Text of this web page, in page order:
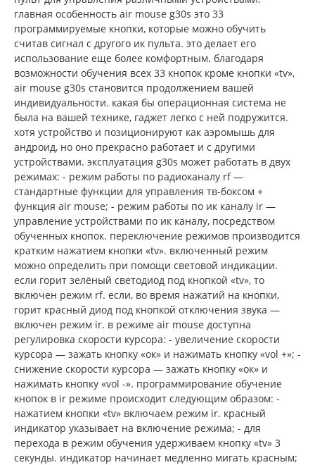
главная особенность air mouse g30s это 33
программируемые кнопки, которые можно обучить
считав сигнал с другого ик пульта. это делает его
использование еще более комфортным. благодаря
возможности обучения всех 33 кнопок кроме кнопки «tv»,
air mouse g30s становится продолжением вашей
индивидуальности. какая бы операционная система не
была на вашей технике, гаджет легко с ней подружится.
хотя устройство и позиционируют как аэромышь для
андроид, но оно прекрасно работает и с другими
устройствами. эксплуатация g30s может работать в двух
режимах: - режим работы по радиоканалу rf —
стандартные функции для управления тв-боксом +
функция air mouse; - режим работы по ик каналу ir —
управление устройствами по ик каналу, посредством
обученных кнопок. переключение режимов производится
кратким нажатием кнопки «tv». включенный режим
можно определить при помощи световой индикации.
если горит зелёный светодиод под кнопкой «tv», то
включен режим rf. если, во время нажатий на кнопки,
горит красный диод под кнопкой отключения звука —
включен режим ir. в режиме air mouse доступна
регулировка скорости курсора: - увеличение скорости
курсора — зажать кнопку «ок» и нажимать кнопку «vol +»; -
снижение скорости курсора — зажать кнопку «ок» и
нажимать кнопку «vol -». программирование обучение
кнопок в ir режиме происходит следующим образом: -
нажатием кнопки «tv» включаем режим ir. красный
индикатор указывает на включение режима; - для
перехода в режим обучения удерживаем кнопку «tv» 3
секунды. индикатор начинает медленно мигать красным;